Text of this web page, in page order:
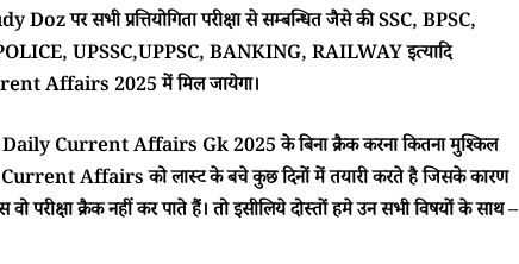
पर सभी प्रत्तियोगिता परीक्षा से सम्बन्धित जैसे की SSC, BPSC,
UPSSC,UPPSC, BANKING, RAILWAY इत्यादि
Affairs 2025 में मिल जायेगा।
Daily Current Affairs Gk 2025 के बिना क्रैक करना कितना मुश्किल
Current Affairs को लास्ट के बचे कुछ दिनों में तयारी करते है जिसके कारण
परीक्षा क्रैक नहीं कर पाते हैं। तो इसीलिये दोस्तों हमे उन सभी विषयों के साथ –